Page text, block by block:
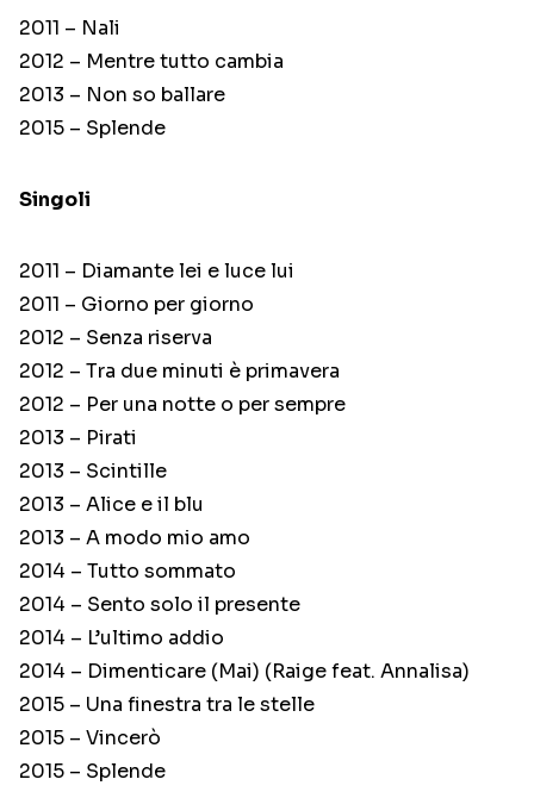
2011 – Nali
2012 – Mentre tutto cambia
2013 – Non so ballare
2015 – Splende
Singoli
2011 – Diamante lei e luce lui
2011 – Giorno per giorno
2012 – Senza riserva
2012 – Tra due minuti è primavera
2012 – Per una notte o per sempre
2013 – Pirati
2013 – Scintille
2013 – Alice e il blu
2013 – A modo mio amo
2014 – Tutto sommato
2014 – Sento solo il presente
2014 – L’ultimo addio
2014 – Dimenticare (Mai) (Raige feat. Annalisa)
2015 – Una finestra tra le stelle
2015 – Vincerò
2015 – Splende